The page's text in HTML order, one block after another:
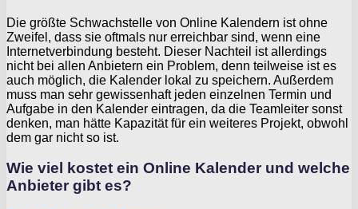
Die größte Schwachstelle von Online Kalendern ist ohne
Zweifel, dass sie oftmals nur erreichbar sind, wenn eine
Internetverbindung besteht. Dieser Nachteil ist allerdings
nicht bei allen Anbietern ein Problem, denn teilweise ist es
auch möglich, die Kalender lokal zu speichern. Außerdem
muss man sehr gewissenhaft jeden einzelnen Termin und
Aufgabe in den Kalender eintragen, da die Teamleiter sonst
denken, man hätte Kapazität für ein weiteres Projekt, obwohl
dem gar nicht so ist.
Wie viel kostet ein Online Kalender und welche
Anbieter gibt es?